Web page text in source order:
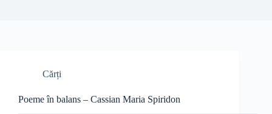
Cărți
Poeme în balans – Cassian Maria Spiridon